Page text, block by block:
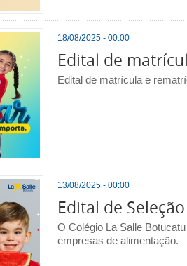
18/08/2025 - 00:00
Edital de
Edital de matrícula e
13/08/2025 - 00:00
Edital de
O Colégio La Salle
empresas de alimentação.